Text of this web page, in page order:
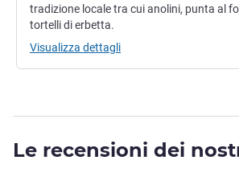
tradizione locale tra cui anolini, punta al
tortelli di erbetta.
Visualizza dettagli
Le recensioni dei